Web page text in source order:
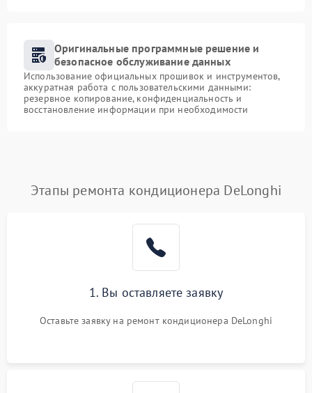
Оригинальные программные решение и
безопасное обслуживание данных
Использование официальных прошивок и инструментов,
аккуратная работа с пользовательскими данными:
резервное копирование, конфиденциальность и
восстановление информации при необходимости
Этапы ремонта кондиционера DeLonghi
1. Вы оставляете заявку
Оставьте заявку на ремонт кондиционера DeLonghi